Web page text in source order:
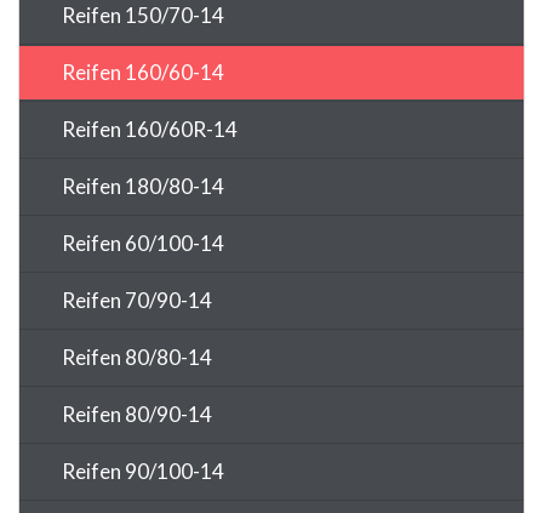
Reifen 150/70-14
Reifen 160/60-14
Reifen 160/60R-14
Reifen 180/80-14
Reifen 60/100-14
Reifen 70/90-14
Reifen 80/80-14
Reifen 80/90-14
Reifen 90/100-14